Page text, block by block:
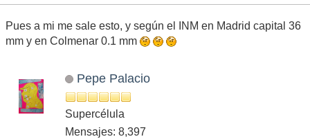
Pues a mi me sale esto, y según el INM en Madrid capital 36
mm y en Colmenar 0.1 mm
Pepe Palacio
Supercélula
Mensajes: 8,397